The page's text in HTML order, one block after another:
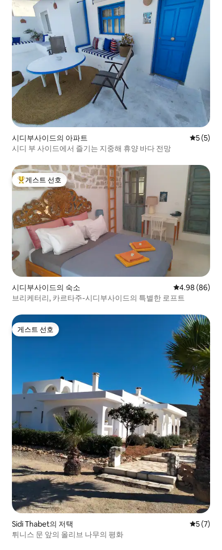
시디부사이드의 아파트 평점 5점
5 (5)
시디 부 사이드에서 즐기는 지중해 휴양 바다 전망
상위 게스트 선호
게스트 선호
시디부사이드의 숙소 평점 4.98점(5
4.98 (86)
브리케터리, 카르타주-시디부사이드의 특별한 로프트
게스트 선호
게스트 선호
Sidi Thabet의 저택 평점 5점
5 (7)
튀니스 문 앞의 올리브 나무의 평화